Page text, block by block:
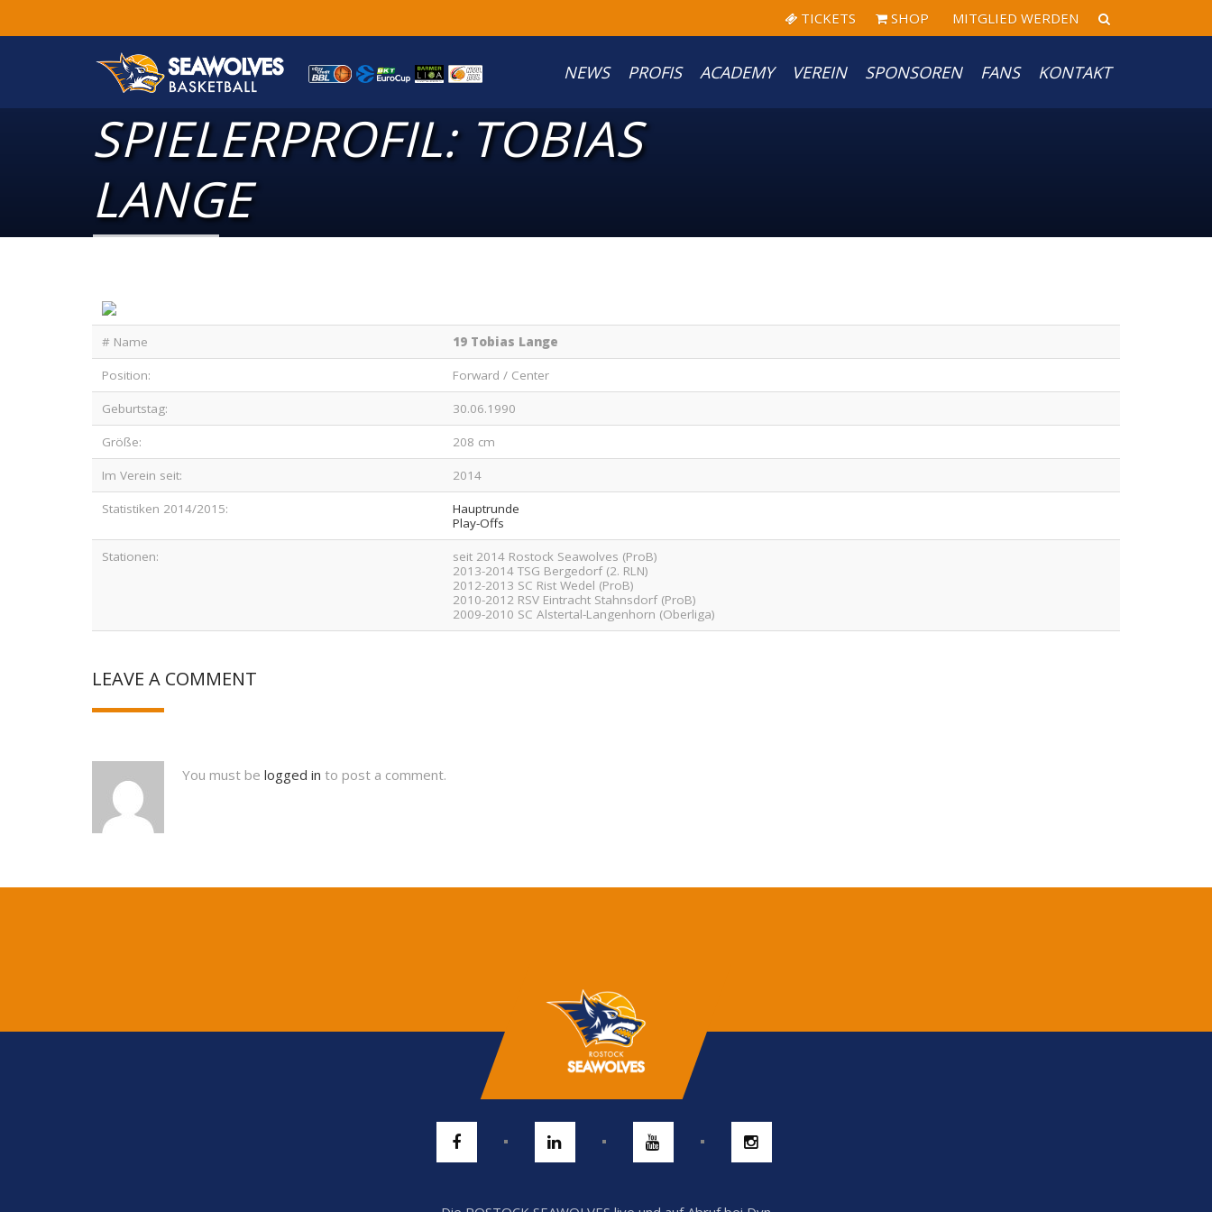
TICKETS SHOP MITGLIED WERDEN
NEWS PROFIS ACADEMY VEREIN SPONSOREN FANS KONTAKT
SPIELERPROFIL: TOBIAS
LANGE
# Name 19 Tobias Lange
Position: Forward / Center
Geburtstag: 30.06.1990
Größe: 208 cm
Im Verein seit: 2014
Statistiken 2014/2015:
Hauptrunde
Play-Offs
Stationen:
seit 2014 Rostock Seawolves (ProB)
2013-2014 TSG Bergedorf (2. RLN)
2012-2013 SC Rist Wedel (ProB)
2010-2012 RSV Eintracht Stahnsdorf (ProB)
2009-2010 SC Alstertal-Langenhorn (Oberliga)
LEAVE A COMMENT
You must be logged in to post a comment.